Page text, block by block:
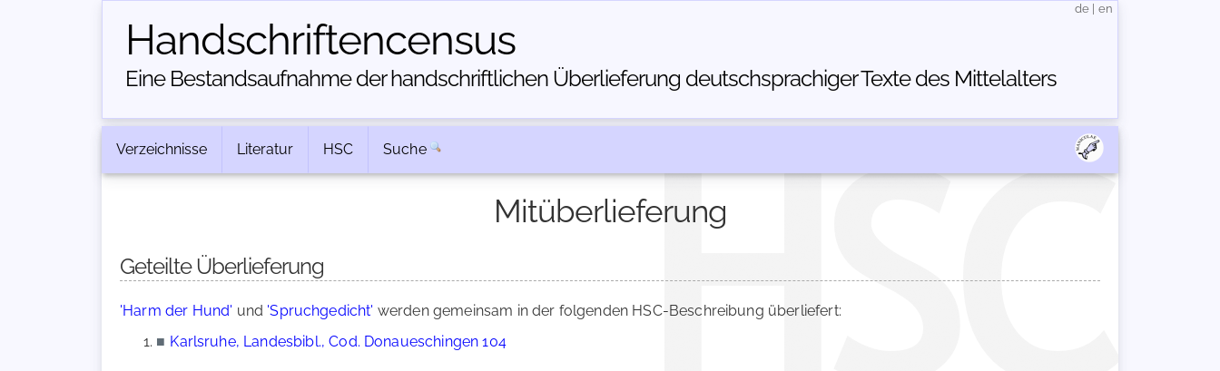
Handschriften­census
Eine Bestandsaufnahme der handschriftlichen Über­lieferung deutschsprachiger Texte des Mittelalters
de en
Verzeichnisse Literatur HSC Suche
Mitüberlieferung
Geteilte Überlieferung
'Harm der Hund' und 'Spruchgedicht' werden gemeinsam in der folgenden HSC-Beschreibung überliefert:
■ Karlsruhe, Landesbibl., Cod. Donaueschingen 104